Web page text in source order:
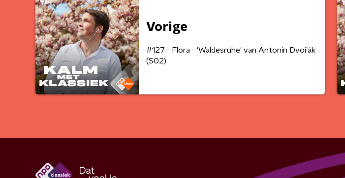
Vorige
#127 - Flora - 'Waldesruhe' van Antonín Dvořák
(S02)